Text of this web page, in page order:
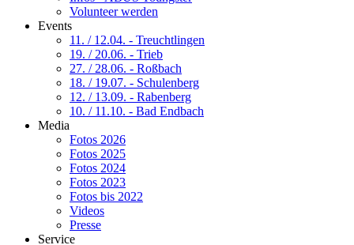
Volunteer werden
Events
11. / 12.04. - Treuchtlingen
19. / 20.06. - Trieb
27. / 28.06. - Roßbach
18. / 19.07. - Schulenberg
12. / 13.09. - Rabenberg
10. / 11.10. - Bad Endbach
Media
Fotos 2026
Fotos 2025
Fotos 2024
Fotos 2023
Fotos bis 2022
Videos
Presse
Service